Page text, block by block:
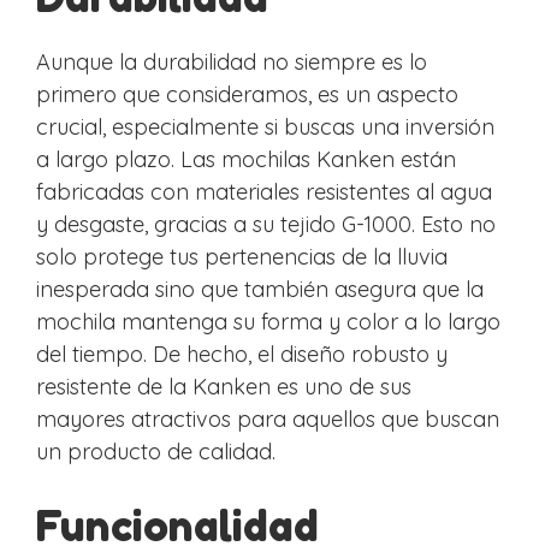
Aunque la durabilidad no siempre es lo
primero que consideramos, es un aspecto
crucial, especialmente si buscas una inversión
a largo plazo. Las mochilas Kanken están
fabricadas con materiales resistentes al agua
y desgaste, gracias a su tejido G-1000. Esto no
solo protege tus pertenencias de la lluvia
inesperada sino que también asegura que la
mochila mantenga su forma y color a lo largo
del tiempo. De hecho, el diseño robusto y
resistente de la Kanken es uno de sus
mayores atractivos para aquellos que buscan
un producto de calidad.
Funcionalidad